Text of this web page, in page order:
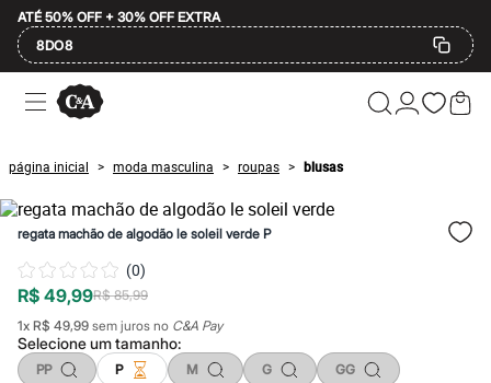
ATÉ 50% OFF + 30% OFF EXTRA
8DO8
Ofertas
Compre por Departamento
Masculino
Infantil
Calçados
Mindse7
Plus Size
Até 20% off
Até 40% off
Até 60% off
A partir de 60% off
Feminino
Em alta
Inverno
página inicial > moda masculina > roupas > blusas
regata machão de algodão le soleil verde P
(0)
R$ 49,99R$ 85,99
1x R$ 49,99 sem juros no C&A Pay
Selecione umtamanho:
PP P M G GG